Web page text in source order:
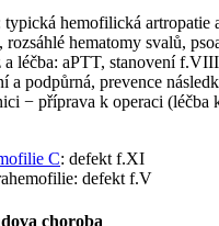
typická hemofilická artropatie
rozsáhlé hematomy svalů,
a léčba: aPTT, stanovení
a podpůrná, prevence
− příprava k operaci (léčba
C: defekt f.XI
defekt f.V
choroba